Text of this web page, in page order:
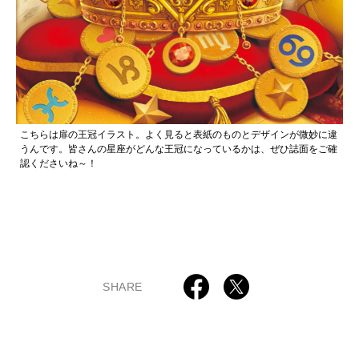
こちらは扉の王冠イラスト。よく見ると表紙のものとデザインが微妙に違
うんです。皆さんの星座がどんな王冠になっているかは、ぜひ誌面をご確
認くださいね～！
SHARE